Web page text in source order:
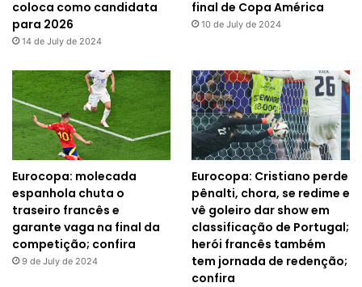
coloca como candidata
para 2026
14 de July de 2024
final de Copa América
10 de July de 2024
Eurocopa: molecada
espanhola chuta o
traseiro francês e
garante vaga na final da
competição; confira
9 de July de 2024
Eurocopa: Cristiano perde
pênalti, chora, se redime e
vê goleiro dar show em
classificação de Portugal;
herói francês também
tem jornada de redenção;
confira